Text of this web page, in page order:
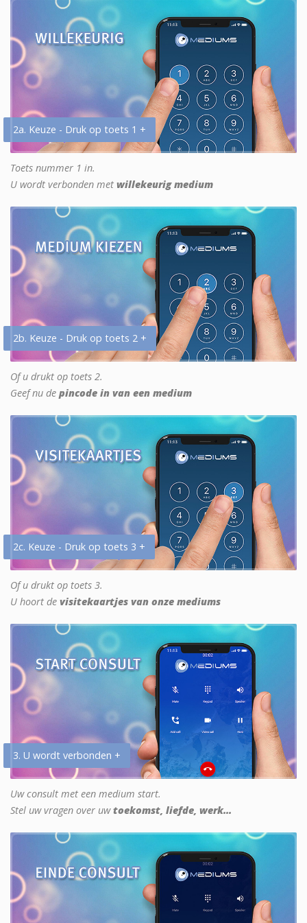
2a. Keuze - Druk op toets 1 +
Toets nummer 1 in.
U wordt verbonden met willekeurig medium
2b. Keuze - Druk op toets 2 +
Of u drukt op toets 2.
Geef nu de pincode in van een medium
2c. Keuze - Druk op toets 3 +
Of u drukt op toets 3.
U hoort de visitekaartjes van onze mediums
3. U wordt verbonden +
Uw consult met een medium start.
Stel uw vragen over uwtoekomst, liefde, werk...